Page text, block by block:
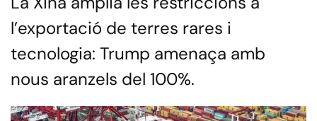
l’exportació de terres rares i
tecnologia: Trump amenaça amb
nous aranzels del 100%.